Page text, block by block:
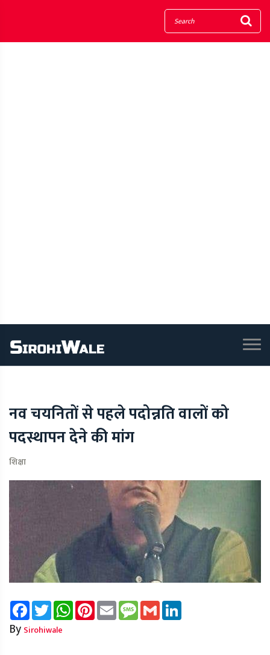
नव चयनितों से पहले पदोन्नति वालों को
पदस्थापन देने की मांग
शिक्षा
FacebookTwitterWhatsAppPinterest
Email Message
Gmail
By Sirohiwale